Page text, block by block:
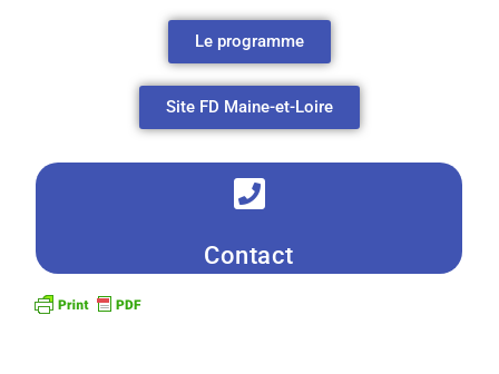
Le programme
Site FD Maine-et-Loire
Contact
06 63 16 70 75